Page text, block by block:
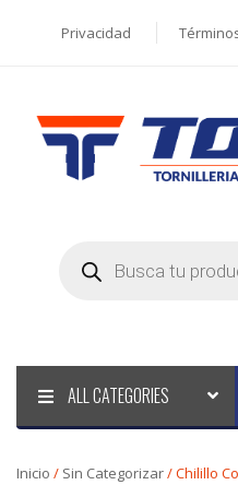
Privacidad
search
ALL CATEGORIES
Inicio / Sin Categorizar/ Chilillo